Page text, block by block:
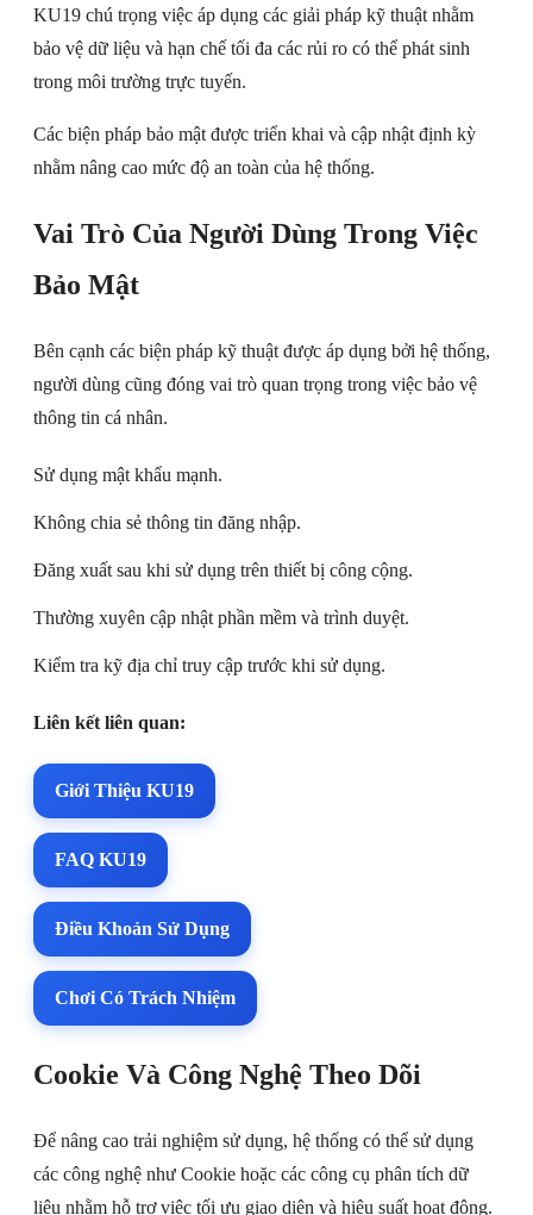
KU19 chú trọng việc áp dụng các giải pháp kỹ thuật nhằm
bảo vệ dữ liệu và hạn chế tối đa các rủi ro có thể phát sinh
trong môi trường trực tuyến.
Các biện pháp bảo mật được triển khai và cập nhật định kỳ
nhằm nâng cao mức độ an toàn của hệ thống.
Vai Trò Của Người Dùng Trong Việc
Bảo Mật
Bên cạnh các biện pháp kỹ thuật được áp dụng bởi hệ thống,
người dùng cũng đóng vai trò quan trọng trong việc bảo vệ
thông tin cá nhân.
Sử dụng mật khẩu mạnh.
Không chia sẻ thông tin đăng nhập.
Đăng xuất sau khi sử dụng trên thiết bị công cộng.
Thường xuyên cập nhật phần mềm và trình duyệt.
Kiểm tra kỹ địa chỉ truy cập trước khi sử dụng.
Liên kết liên quan:
Giới Thiệu KU19
FAQ KU19
Điều Khoản Sử Dụng
Chơi Có Trách Nhiệm
Cookie Và Công Nghệ Theo Dõi
Để nâng cao trải nghiệm sử dụng, hệ thống có thể sử dụng
các công nghệ như Cookie hoặc các công cụ phân tích dữ
liệu nhằm hỗ trợ việc tối ưu giao diện và hiệu suất hoạt động.